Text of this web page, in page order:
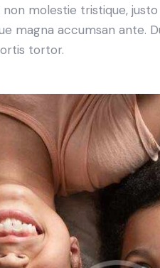
non molestie tristique,
magna accumsan ante.
tortor.